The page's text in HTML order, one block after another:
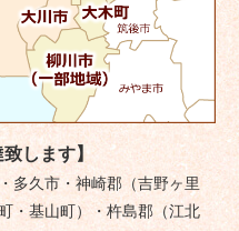
します】
多久市・神崎郡（吉野ヶ里
・基山町）・杵島郡（江北